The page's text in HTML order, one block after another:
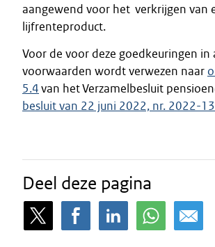
aangewend voor het verkrijgen van
lijfrenteproduct.
Voor de voor deze goedkeuringen in
voorwaarden wordt verwezen naar
5.4van het Verzamelbesluit
besluit van 22 juni 2022, nr. 2022-
Deel deze pagina